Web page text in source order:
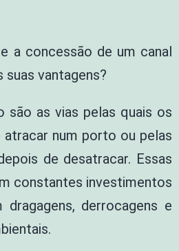
a concessão de um canal
suas vantagens?
são as vias pelas quais os
num porto ou pelas
de desatracar. Essas
constantes investimentos
derrocagens e